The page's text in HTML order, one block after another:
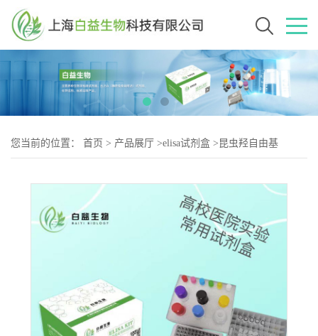
您当前的位置： 首页 > 产品展厅 >elisa试剂盒 > 昆虫羟自由基